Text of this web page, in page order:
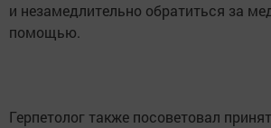
и незамедлительно обратиться за
помощью.
Герпетолог также посоветовал